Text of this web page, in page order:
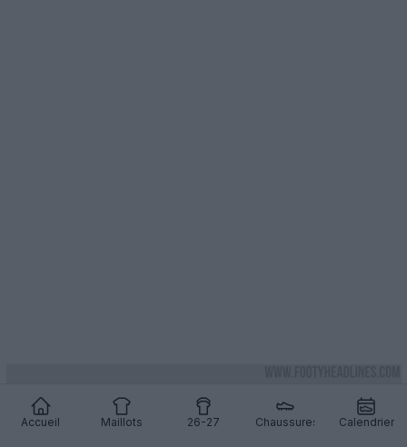
Accueil Maillots 26-27 Chaussures Calendrier